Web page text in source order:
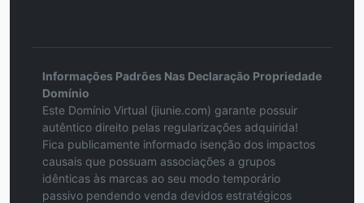
Informações Padrões Nas Declaração Propriedade
Domínio
Este Domínio Virtual (jiunie.com) garante possuir
autêntico direito pelas regularizações adquirida!
Fica publicamente informado isenção dos impactos
causais que possuam associações a grupos
idênticas às marcas ao seu modo temporário
passivo pendendo venda devidos estratégicos